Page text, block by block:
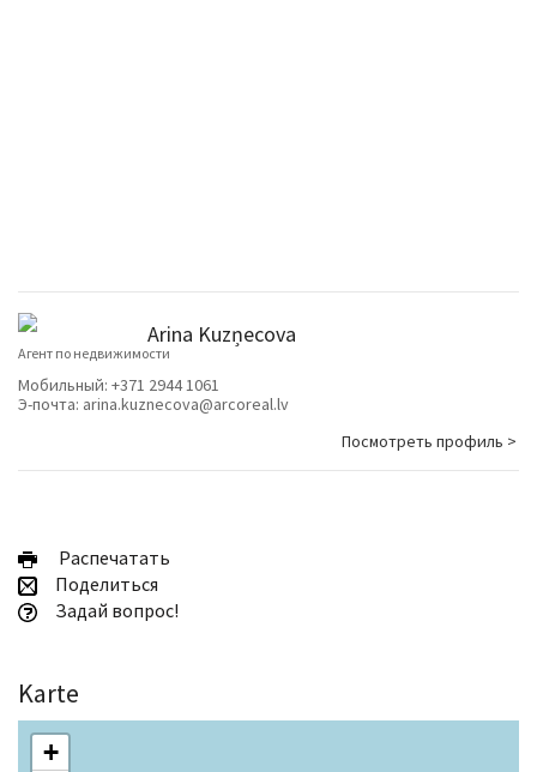
Arina Kuzņecova
Агент по недвижимости
Мобильный: +371 2944 1061
Э-почта: arina.kuznecova@arcoreal.lv
Посмотреть профиль >
Pаспечатать
Поделиться
Задай вопрос!
Karte
+